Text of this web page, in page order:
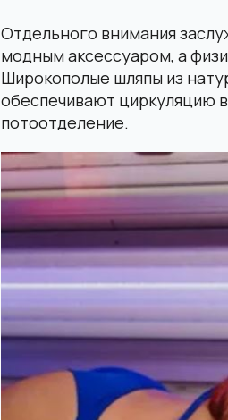
Отдельного внимания
модным аксессуаром, а
Широкополые шляпы из
обеспечивают циркуляцию
потоотделение.